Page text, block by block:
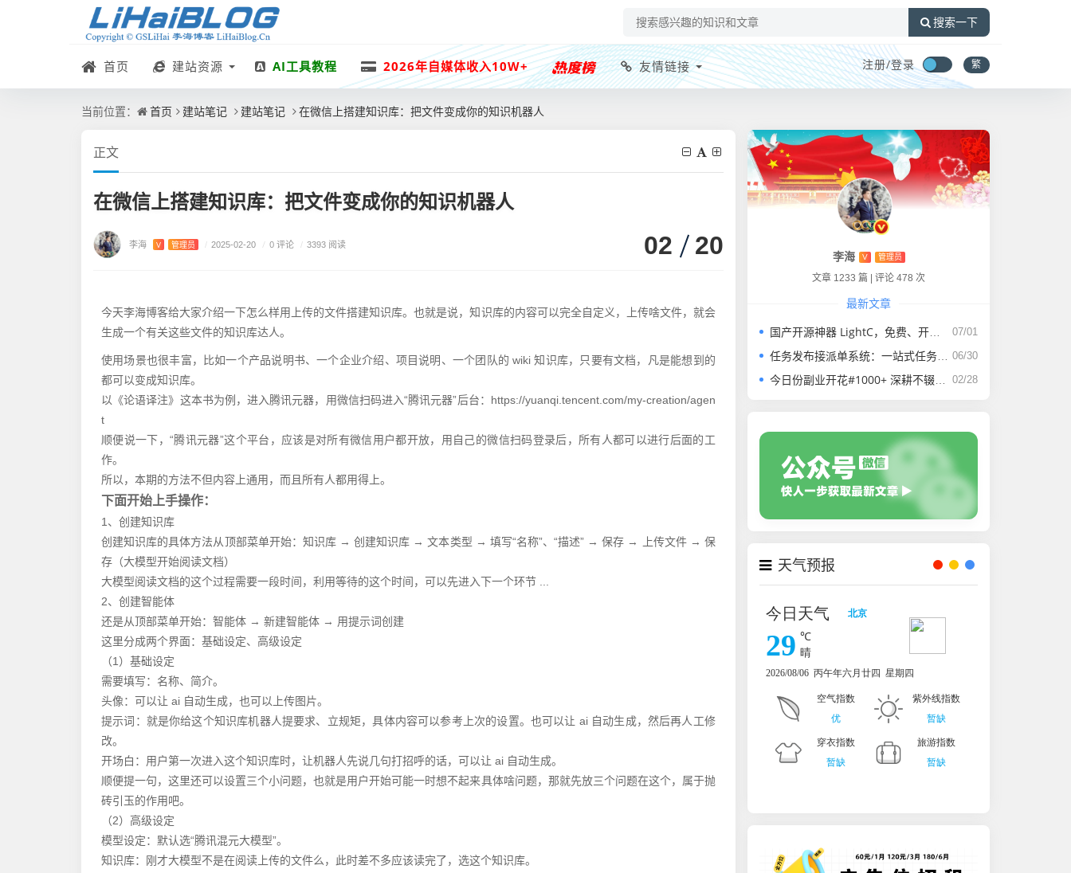
搜索一下
首页 建站资源 AI工具教程 2026年自媒体收入10W+ 友情链接 注册/登录 繁
当前位置： 首页 建站笔记 建站笔记 在微信上搭建知识库：把文件变成你的知识机器人
正文
在微信上搭建知识库：把文件变成你的知识机器人
李海 V 管理员 / 2025-02-20 / 0 评论 / 3393 阅读 02 20
今天李海博客给大家介绍一下怎么样用上传的文件搭建知识库。也就是说，知识库的内容可以完全自定义，上传啥文件，就会
生成一个有关这些文件的知识库达人。
使用场景也很丰富，比如一个产品说明书、一个企业介绍、项目说明、一个团队的 wiki 知识库，只要有文档，凡是能想到的
都可以变成知识库。
以《论语译注》这本书为例，进入腾讯元器，用微信扫码进入“腾讯元器”后台：https://yuanqi.tencent.com/my-creation/agen
t
顺便说一下，“腾讯元器”这个平台，应该是对所有微信用户都开放，用自己的微信扫码登录后，所有人都可以进行后面的工
作。
所以，本期的方法不但内容上通用，而且所有人都用得上。
下面开始上手操作：
1、创建知识库
创建知识库的具体方法从顶部菜单开始：知识库 → 创建知识库 → 文本类型 → 填写“名称”、“描述” → 保存 → 上传文件 → 保
存（大模型开始阅读文档）
大模型阅读文档的这个过程需要一段时间，利用等待的这个时间，可以先进入下一个环节 ...
2、创建智能体
还是从顶部菜单开始：智能体 → 新建智能体 → 用提示词创建
这里分成两个界面：基础设定、高级设定
（1）基础设定
需要填写：名称、简介。
头像：可以让 ai 自动生成，也可以上传图片。
提示词：就是你给这个知识库机器人提要求、立规矩，具体内容可以参考上次的设置。也可以让 ai 自动生成，然后再人工修
改。
开场白：用户第一次进入这个知识库时，让机器人先说几句打招呼的话，可以让 ai 自动生成。
顺便提一句，这里还可以设置三个小问题，也就是用户开始可能一时想不起来具体啥问题，那就先放三个问题在这个，属于抛
砖引玉的作用吧。
（2）高级设定
模型设定：默认选“腾讯混元大模型”。
知识库：刚才大模型不是在阅读上传的文件么，此时差不多应该读完了，选这个知识库。
李海 V 管理员
文章 1233 篇 评论 478 次
最新文章
07/01
国产开源神器 LightC，免费、开源、干净且强大的C盘清理工具
06/30
任务发布接派单系统：一站式任务发布、接单、派单、交付、结算平台
02/28
今日份副业开花#1000+ 深耕不辍，微光成炬。
天气预报